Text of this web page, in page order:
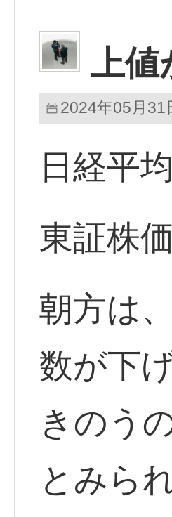
上値
2024年05月31
日経平
東証株
朝方は
数が下
きのう
とみら